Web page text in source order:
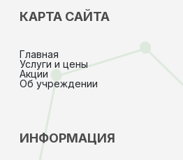
КАРТА САЙТА
Главная
Услуги и цены
Акции
Об учреждении
ИНФОРМАЦИЯ